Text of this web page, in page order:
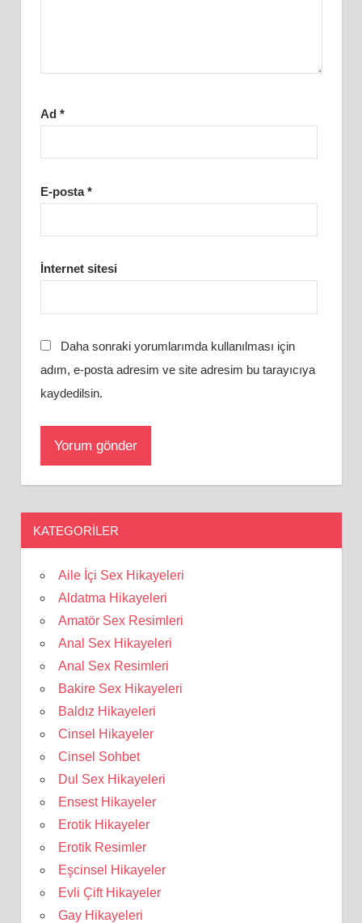
Ad *
E-posta*
İnternet sitesi
Daha sonraki yorumlarımda kullanılması için
adım, e-posta adresim ve site adresim bu tarayıcıya
kaydedilsin.
KATEGORILER
Aile İçi Sex Hikayeleri
Aldatma Hikayeleri
Amatör Sex Resimleri
Anal Sex Hikayeleri
Anal Sex Resimleri
Bakire Sex Hikayeleri
Baldız Hikayeleri
Cinsel Hikayeler
Cinsel Sohbet
Dul Sex Hikayeleri
Ensest Hikayeler
Erotik Hikayeler
Erotik Resimler
Eşcinsel Hikayeler
Evli Çift Hikayeler
Gay Hikayeleri